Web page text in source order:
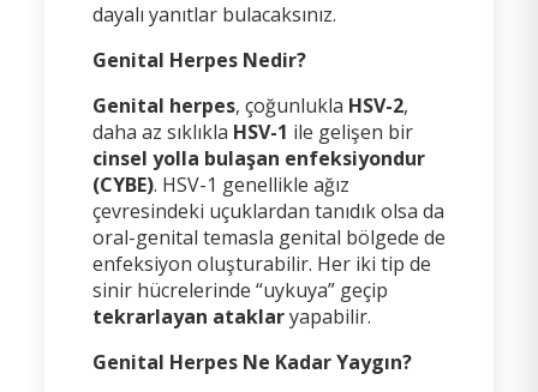
dayalı yanıtlar bulacaksınız.
Genital Herpes Nedir?
Genital herpes, çoğunlukla HSV-2,
daha az sıklıkla HSV-1 ile gelişen bir
cinsel yolla bulaşan enfeksiyondur
(CYBE). HSV-1 genellikle ağız
çevresindeki uçuklardan tanıdık olsa da
oral-genital temasla genital bölgede de
enfeksiyon oluşturabilir. Her iki tip de
sinir hücrelerinde “uykuya” geçip
tekrarlayan ataklaryapabilir.
Genital Herpes Ne Kadar Yaygın?